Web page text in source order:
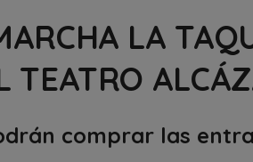
LA
TEATRO
comprar las